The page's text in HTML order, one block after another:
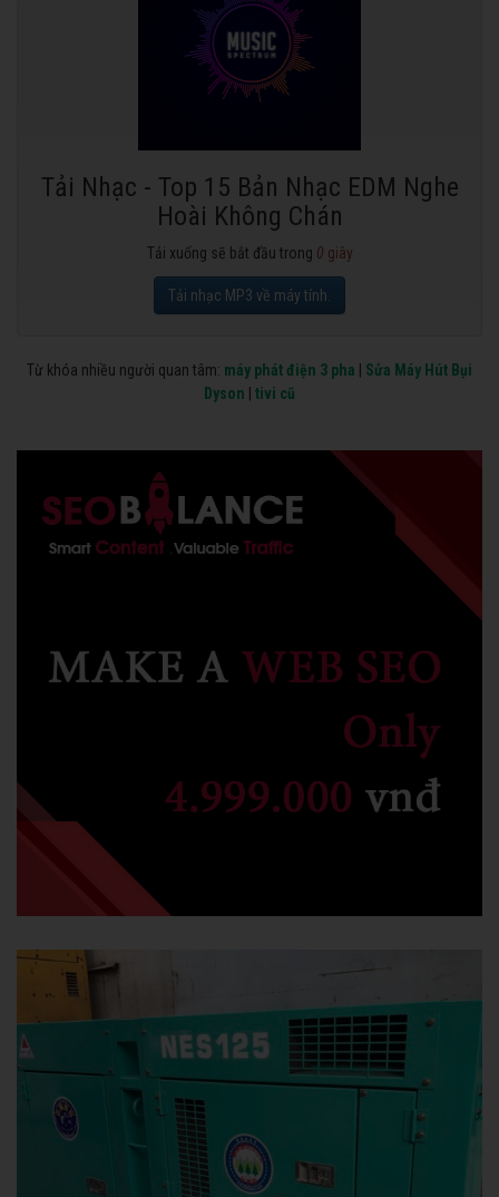
Tải Nhạc - Top 15 Bản Nhạc EDM Nghe
Hoài Không Chán
Tải xuống sẽ bắt đầu trong 0 giây
Tải nhạc MP3 về máy tính.
Từ khóa nhiều người quan tâm: máy phát điện 3 pha
Sửa Máy Hút Bụi
Dyson
tivi cũ